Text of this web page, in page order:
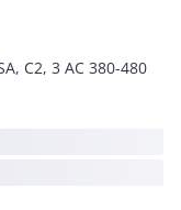
C2, 3 AC 380-480